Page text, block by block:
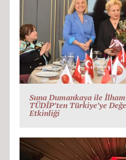
Suna Dumankaya ile
TÜDİP’ten Türkiye’ye
Etkinliği